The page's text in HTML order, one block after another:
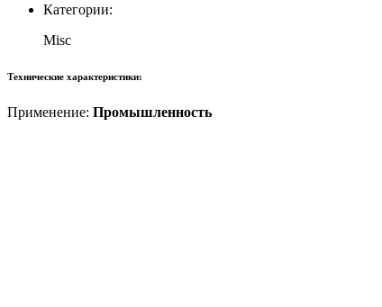
Категории:
Misc
Технические характеристики:
Применение: Промышленность